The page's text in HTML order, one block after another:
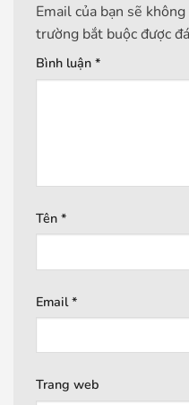
Email của bạn sẽ
trường bắt buộc được
Bình luận *
Tên *
Email*
Trang web